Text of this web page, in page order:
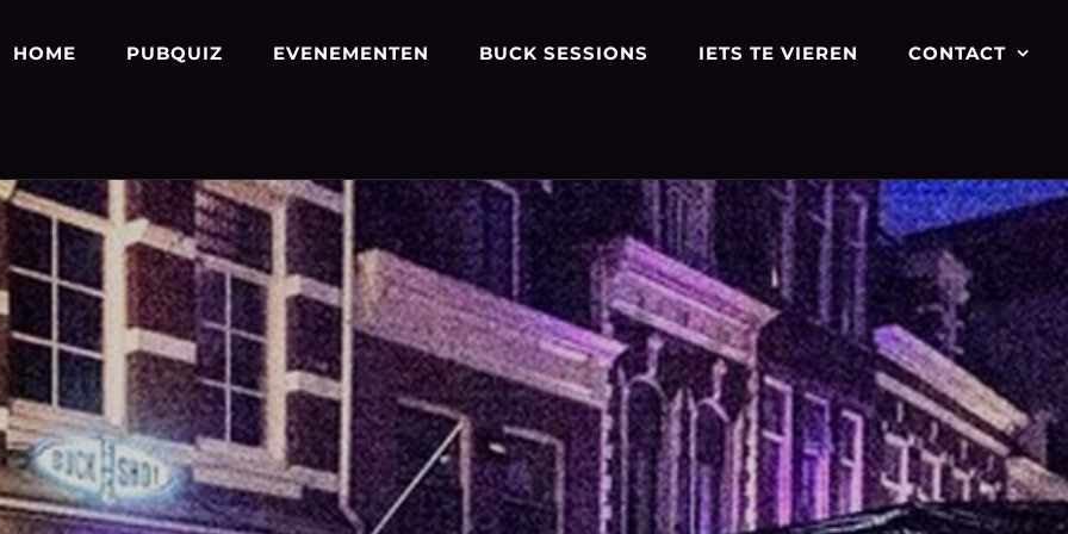
HOME PUBQUIZ EVENEMENTEN BUCK SESSIONS IETS TE VIEREN CONTACT